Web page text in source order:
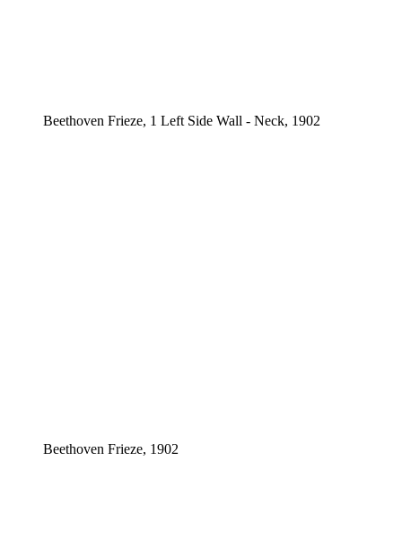
Beethoven Frieze, 1 Left Side Wall - Neck, 1902
Beethoven Frieze, 1902